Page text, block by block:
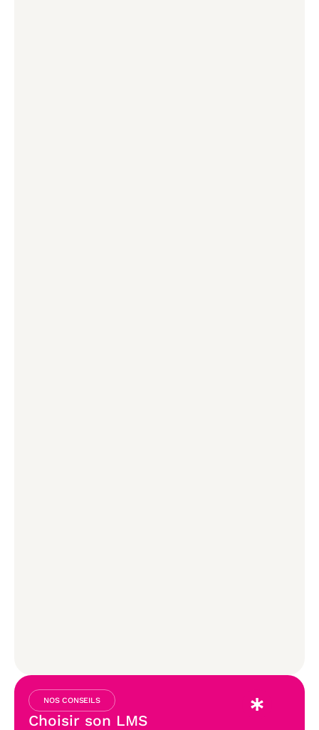
NOS CONSEILS
Choisir son LMS